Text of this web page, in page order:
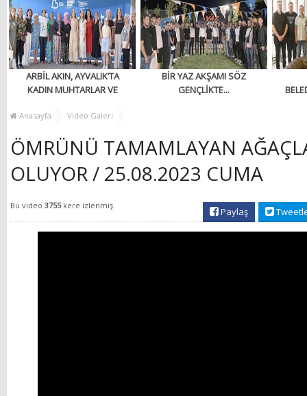
ARBİL AKIN, AYVALIK’TA
KADIN MUHTARLAR VE
BULUŞTU
BİR YAZ AKŞAMI SÖZ
GENÇLİKTE...
Anasayfa Video Galeri
ÖMRÜNÜ TAMAMLAYAN
OLUYOR / 25.08.2023 CUMA
Bu video 3755kere izlenmiş.
Paylaş